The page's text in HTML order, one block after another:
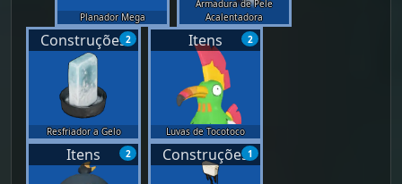
Planador Mega
Armadura de Pele
Acalentadora
2
Construções
Resfriador a Gelo
2
Itens
Luvas de Tocotoco
2
Itens 1
Construções